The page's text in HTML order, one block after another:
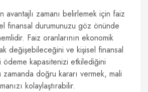
avantajlı zamanı belirlemek için faiz
finansal durumunuzu göz önünde
Faiz oranlarının ekonomik
değişebileceğini ve kişisel finansal
ödeme kapasitenizi etkilediğini
zamanda doğru kararı vermek, mali
kolaylaştırabilir.